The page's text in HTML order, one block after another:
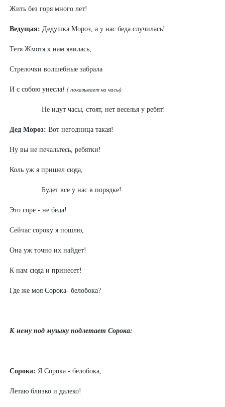
Жить без горя много лет!
Ведущая: Дедушка Мороз, а у нас беда случилась!
Тетя Жмотя к нам явилась,
Стрелочки волшебные забрала
И с собою унесла!( показывает на часы)
Не идут часы, стоят, нет веселья у ребят!
Дед Мороз:Вот негодница такая!
Ну вы не печальтесь, ребятки!
Коль уж я пришел сюда,
Будет все у нас в порядке!
Это горе - не беда!
Сейчас сороку я пошлю,
Она уж точно их найдет!
К нам сюда и принесет!
Где же моя Сорока- белобока?
К нему под музыку подлетает Сорока:
Сорока: Я Сорока - белобока,
Летаю близко и далеко!